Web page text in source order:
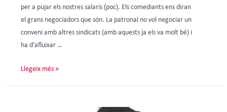
per a pujar els nostres salaris (poc). Els comediants ens diran
el grans negociadors que són. La patronal no vol negociar un
conveni amb altres sindicats (amb aquests ja els va molt bé) i
ha d’afluixar …
Llegeix més »